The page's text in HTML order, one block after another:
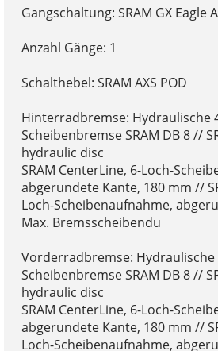
Gangschaltung: SRAM GX Eagle
Anzahl Gänge: 1
Schalthebel: SRAM AXS POD
Hinterradbremse: Hydraulische
Scheibenbremse SRAM DB 8 //
hydraulic disc
SRAM CenterLine, 6-Loch-
abgerundete Kante, 180 mm //
Loch-Scheibenaufnahme, abgeru
Max. Bremsscheibendu
Vorderradbremse: Hydraulische
Scheibenbremse SRAM DB 8 //
hydraulic disc
SRAM CenterLine, 6-Loch-
abgerundete Kante, 180 mm //
Loch-Scheibenaufnahme, abgeru